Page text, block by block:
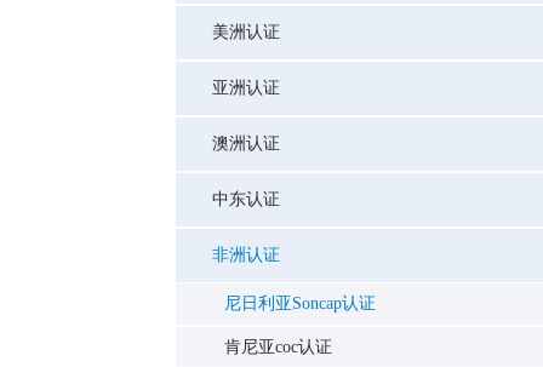
美洲认证
亚洲认证
澳洲认证
中东认证
非洲认证
尼日利亚Soncap认证
肯尼亚coc认证